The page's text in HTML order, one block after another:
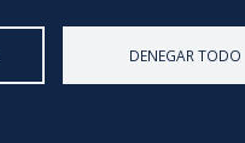
DENEGAR TODO